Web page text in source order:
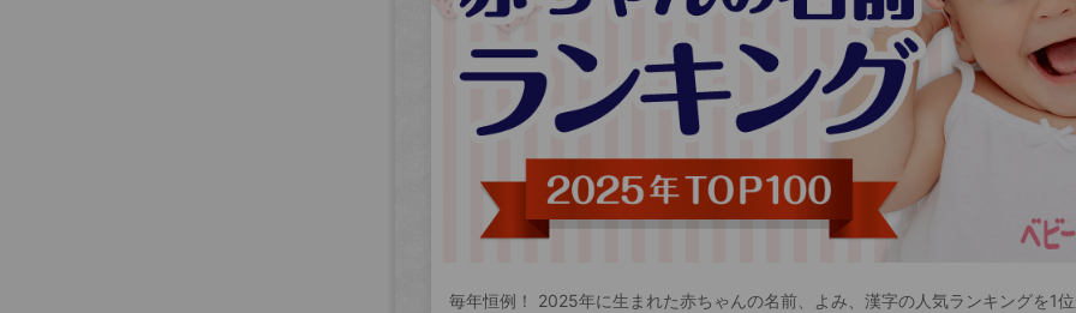
毎年恒例！ 2025年に生まれた赤ちゃんの名前、よみ、漢字の人気ランキングを1